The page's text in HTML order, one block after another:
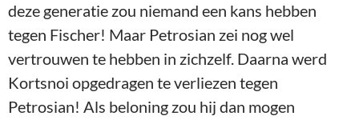
deze generatie zou niemand een kans hebben
tegen Fischer! Maar Petrosian zei nog wel
vertrouwen te hebben in zichzelf. Daarna werd
Kortsnoi opgedragen te verliezen tegen
Petrosian! Als beloning zou hij dan mogen